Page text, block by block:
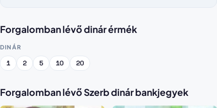
Forgalomban lévő dinár érmék
DINÁR
1 2 5 10 20
Forgalomban lévő Szerb dinár bankjegyek